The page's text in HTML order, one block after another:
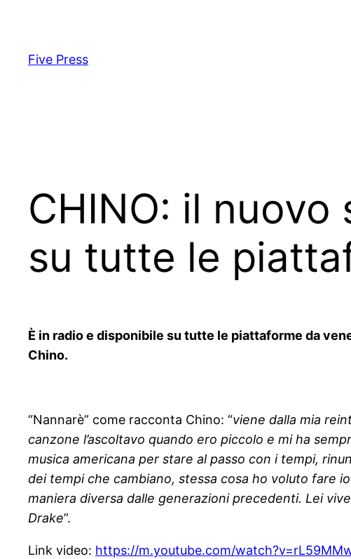
content
Five Press
CHINO: il nuovo
su tutte le
È in radio e disponibile su tutte le piattaforme da
Chino.
“Nannarè” come racconta Chino: “viene dalla mia
canzone l’ascoltavo quando ero piccolo e mi ha
musica americana per stare al passo con i tempi,
dei tempi che cambiano, stessa cosa ho voluto fare
maniera diversa dalle generazioni precedenti. Lei
Drake”.
Link video: https://m.youtube.com/